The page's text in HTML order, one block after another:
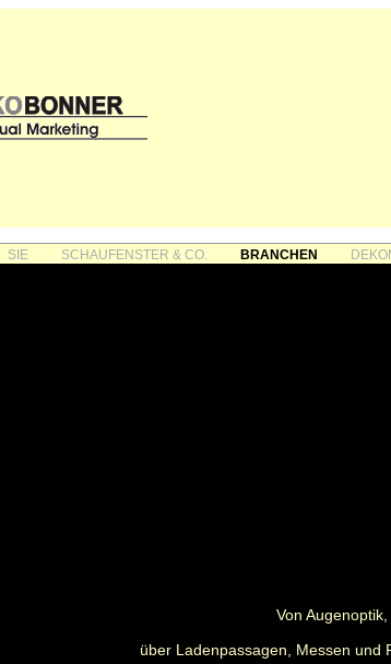
SIE SCHAUFENSTER & CO. BRANCHEN
Von
über Ladenpassagen, Messen und